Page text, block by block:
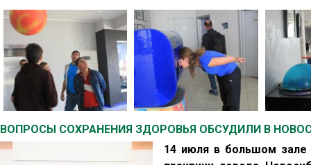
ВОПРОСЫ СОХРАНЕНИЯ ЗДОРОВЬЯ ОБСУДИЛИ В
14 июля в большом зале